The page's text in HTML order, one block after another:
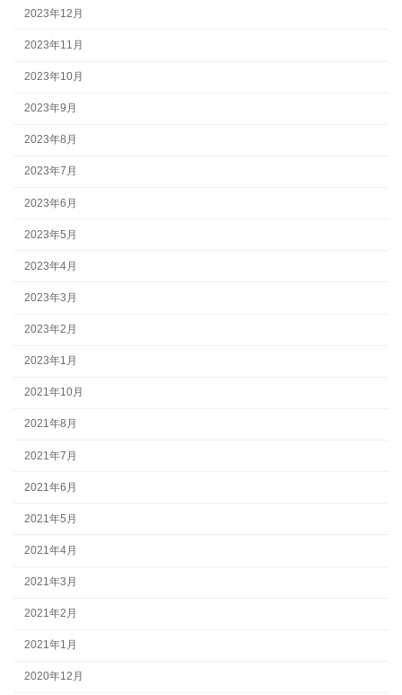
2023年12月
2023年11月
2023年10月
2023年9月
2023年8月
2023年7月
2023年6月
2023年5月
2023年4月
2023年3月
2023年2月
2023年1月
2021年10月
2021年8月
2021年7月
2021年6月
2021年5月
2021年4月
2021年3月
2021年2月
2021年1月
2020年12月